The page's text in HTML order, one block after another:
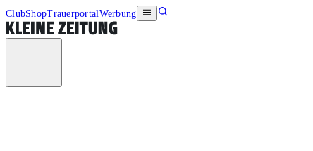
ClubShopTrauerportalWerbung